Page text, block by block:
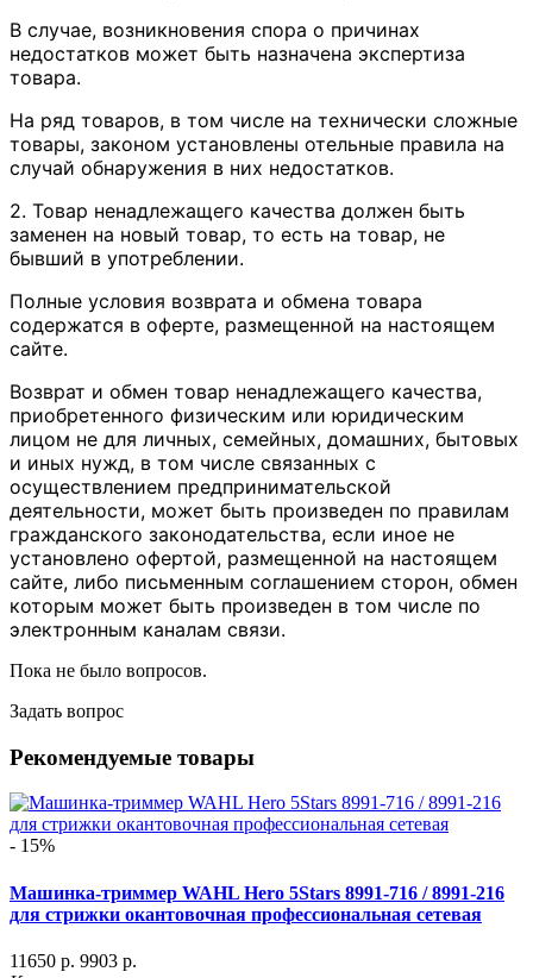
В случае, возникновения спора о причинах
недостатков может быть назначена экспертиза
товара.
На ряд товаров, в том числе на технически сложные
товары, законом установлены отельные правила на
случай обнаружения в них недостатков.
2. Товар ненадлежащего качества должен быть
заменен на новый товар, то есть на товар, не
бывший в употреблении.
Полные условия возврата и обмена товара
содержатся в оферте, размещенной на настоящем
сайте.
Возврат и обмен товар ненадлежащего качества,
приобретенного физическим или юридическим
лицом не для личных, семейных, домашних, бытовых
и иных нужд, в том числе связанных с
осуществлением предпринимательской
деятельности, может быть произведен по правилам
гражданского законодательства, если иное не
установлено офертой, размещенной на настоящем
сайте, либо письменным соглашением сторон, обмен
которым может быть произведен в том числе по
электронным каналам связи.
Пока не было вопросов.
Задать вопрос
Рекомендуемые товары
- 15%
Машинка-триммер WAHL Hero 5Stars 8991-716 / 8991-216
для стрижки окантовочная профессиональная сетевая
11650 р. 9903 р.